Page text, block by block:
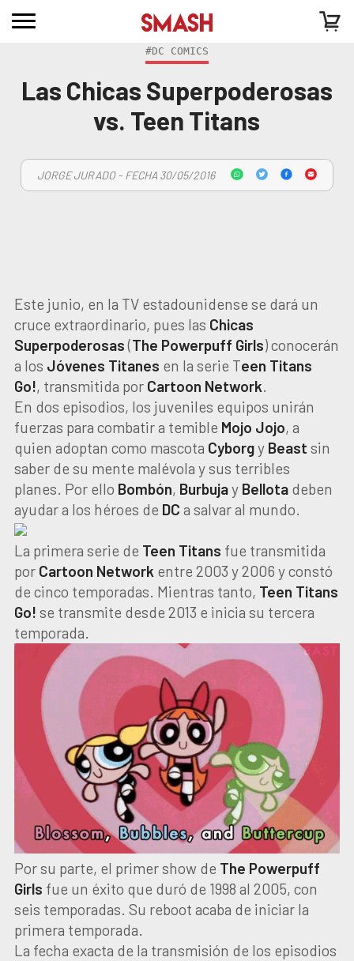
#DC COMICS
Las Chicas Superpoderosas
vs. Teen Titans
JORGE JURADO - FECHA 30/05/2016
Este junio, en la TV estadounidense se dará un
cruce extraordinario, pues las Chicas
Superpoderosas(The Powerpuff Girls) conocerán
a los Jóvenes Titanes en la serie Teen Titans
Go!, transmitida por Cartoon Network.
En dos episodios, los juveniles equipos unirán
fuerzas para combatir a temible Mojo Jojo, a
quien adoptan como mascota Cyborgy Beast sin
saber de su mente malévola y sus terribles
planes. Por ello Bombón, Burbujay Bellotadeben
ayudar a los héroes de DC a salvar al mundo.
La primera serie de Teen Titans fue transmitida
por Cartoon Network entre 2003 y 2006 y constó
de cinco temporadas. Mientras tanto, Teen Titans
Go! se transmite desde 2013 e inicia su tercera
temporada.
Por su parte, el primer show de The Powerpuff
Girls fue un éxito que duró de 1998 al 2005, con
seis temporadas. Su reboot acaba de iniciar la
primera temporada.
La fecha exacta de la transmisión de los episodios